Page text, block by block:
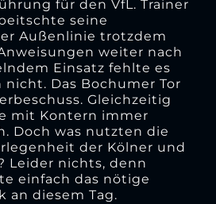
für den VfL. Trainer
seine
Außenlinie trotzdem
weiter nach
Einsatz fehlte es
Das Bochumer Tor
Gleichzeitig
mit Kontern immer
Doch was nutzten die
der Kölner und
Leider nichts, denn
einfach das nötige
an diesem Tag.